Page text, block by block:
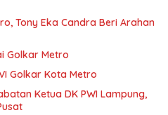
Tony Eka Candra Beri Arahan
Golkar Metro
Golkar Kota Metro
Ketua DK PWI Lampung,